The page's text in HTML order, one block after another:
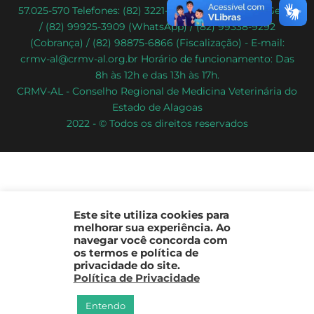
To
Top
57.025-570 Telefones: (82) 3221-2086 (Atendimento Geral)
/ (82) 99925-3909 (WhatsApp) / (82) 99338-9292
(Cobrança) / (82) 98875-6866 (Fiscalização) - E-mail:
crmv-al@crmv-al.org.br Horário de funcionamento: Das
8h às 12h e das 13h às 17h.
CRMV-AL - Conselho Regional de Medicina Veterinária do
Estado de Alagoas
2022 - © Todos os direitos reservados
Este site utiliza cookies para
melhorar sua experiência. Ao
navegar você concorda com
os termos e política de
privacidade do site.
Política de Privacidade
Entendo